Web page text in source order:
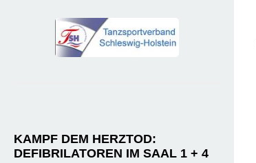
KAMPF DEM HERZTOD:
DEFIBRILATOREN IM SAAL 1 + 4